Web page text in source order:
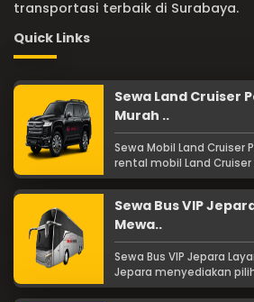
transportasi terbaik di Surabaya.
Quick Links
Sewa Land Cruiser
Murah ..
Sewa Mobil Land Cruiser
rental mobil Land Cruiser
Sewa Bus VIP
Mewa..
Sewa Bus VIP Jepara
Jepara menyediakan